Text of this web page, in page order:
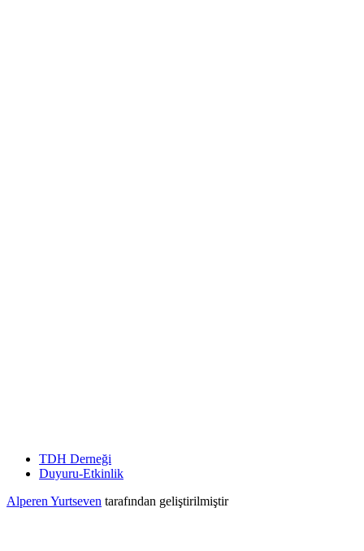
TDH Derneği
Duyuru-Etkinlik
Alperen Yurtseven tarafından geliştirilmiştir